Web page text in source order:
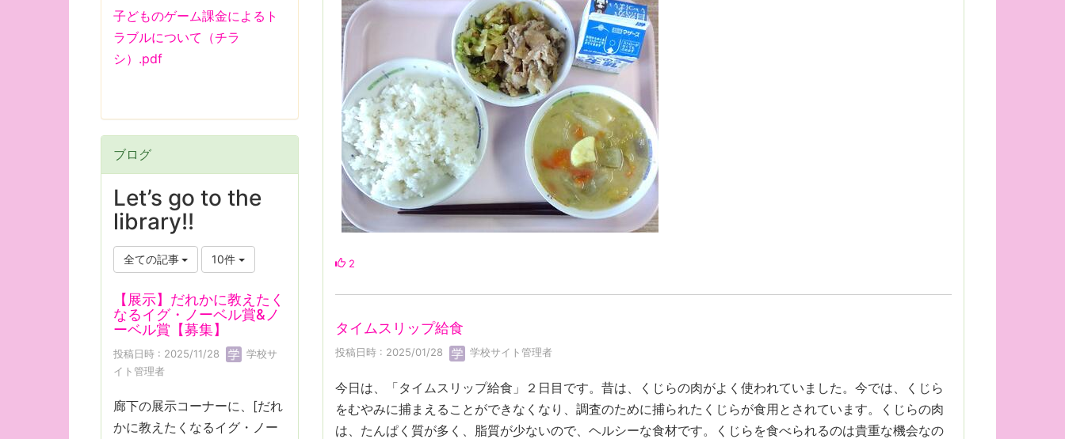
2
タイムスリップ給食
投稿日時 : 2025/01/28 学校サイト管理者
今日は、「タイムスリップ給食」２日目です。昔は、くじらの肉がよく使われていました。今では、くじら
をむやみに捕まえることができなくなり、調査のために捕られたくじらが食用とされています。くじらの肉
は、たんぱく質が多く、脂質が少ないので、ヘルシーな食材です。くじらを食べられるのは貴重な機会なの
子どものゲーム課金によるト
ラブルについて（チラ
シ）.pdf
ブログ
Let’s go to the
library!!
全ての記事 10件
【展示】だれかに教えたく
なるイグ・ノーベル賞&ノ
ーベル賞【募集】
投稿日時 : 2025/11/28
学校サ
イト管理者
廊下の展示コーナーに、[だれ
かに教えたくなるイグ・ノー